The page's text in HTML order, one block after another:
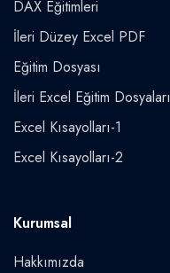
DAX Eğitimleri
İleri Düzey Excel PDF
Eğitim Dosyası
İleri Excel Eğitim Dosyaları
Excel Kısayolları-1
Excel Kısayolları-2
Kurumsal
Hakkımızda